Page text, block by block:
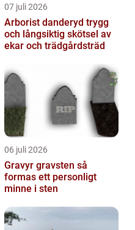
07 juli 2026
Arborist danderyd trygg
och långsiktig skötsel av
ekar och trädgårdsträd
06 juli 2026
Gravyr gravsten så
formas ett personligt
minne i sten